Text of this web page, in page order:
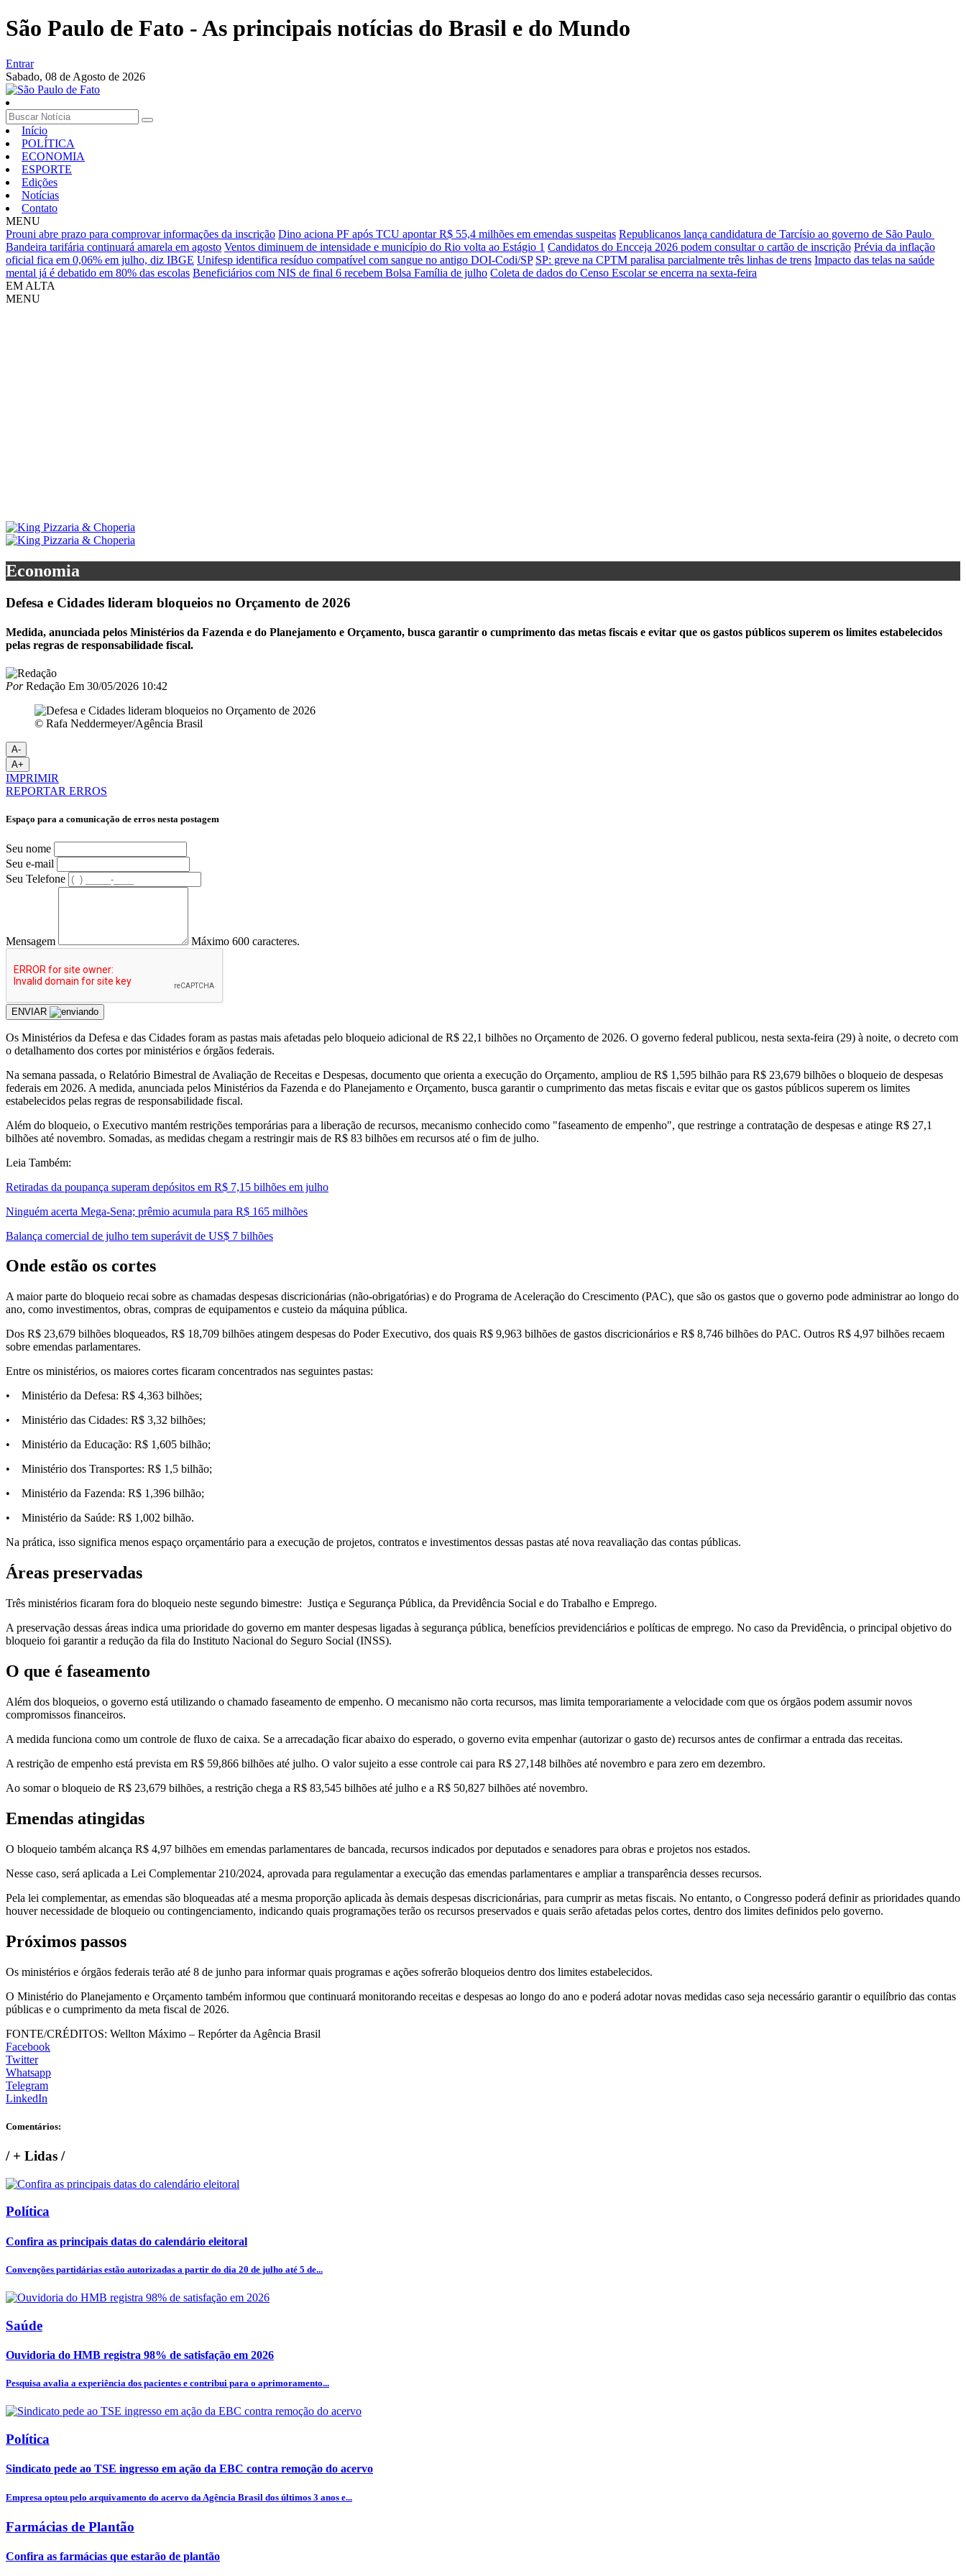
São Paulo de Fato - As principais notícias do Brasil e do Mundo
Entrar
Sabado, 08 de Agosto de 2026
Início
POLÍTICA
ECONOMIA
ESPORTE
Edições
Notícias
Contato
MENU
Prouni abre prazo para comprovar informações da inscrição Dino aciona PF após TCU apontar R$ 55,4 milhões em emendas suspeitas Republicanos lança candidatura de Tarcísio ao governo de São Paulo
Bandeira tarifária continuará amarela em agosto Ventos diminuem de intensidade e município do Rio volta ao Estágio 1 Candidatos do Encceja 2026 podem consultar o cartão de inscrição Prévia da inflação
oficial fica em 0,06% em julho, diz IBGE Unifesp identifica resíduo compatível com sangue no antigo DOI-Codi/SP SP: greve na CPTM paralisa parcialmente três linhas de trens Impacto das telas na saúde
mental já é debatido em 80% das escolas Beneficiários com NIS de final 6 recebem Bolsa Família de julho Coleta de dados do Censo Escolar se encerra na sexta-feira
EM ALTA
MENU
Economia
Defesa e Cidades lideram bloqueios no Orçamento de 2026
Medida, anunciada pelos Ministérios da Fazenda e do Planejamento e Orçamento, busca garantir o cumprimento das metas fiscais e evitar que os gastos públicos superem os limites estabelecidos
pelas regras de responsabilidade fiscal.
PorRedação Em 30/05/2026 10:42
© Rafa Neddermeyer/Agência Brasil
A-
A+
IMPRIMIR
REPORTAR ERROS
Espaço para a comunicação de erros nesta postagem
Seu nome
Seu e-mail
Seu Telefone
Mensagem Máximo 600 caracteres.
ENVIAR
Os Ministérios da Defesa e das Cidades foram as pastas mais afetadas pelo bloqueio adicional de R$ 22,1 bilhões no Orçamento de 2026. O governo federal publicou, nesta sexta-feira (29) à noite, o decreto com
o detalhamento dos cortes por ministérios e órgãos federais.
Na semana passada, o Relatório Bimestral de Avaliação de Receitas e Despesas, documento que orienta a execução do Orçamento, ampliou de R$ 1,595 bilhão para R$ 23,679 bilhões o bloqueio de despesas
federais em 2026. A medida, anunciada pelos Ministérios da Fazenda e do Planejamento e Orçamento, busca garantir o cumprimento das metas fiscais e evitar que os gastos públicos superem os limites
estabelecidos pelas regras de responsabilidade fiscal.
Além do bloqueio, o Executivo mantém restrições temporárias para a liberação de recursos, mecanismo conhecido como "faseamento de empenho", que restringe a contratação de despesas e atinge R$ 27,1
bilhões até novembro. Somadas, as medidas chegam a restringir mais de R$ 83 bilhões em recursos até o fim de julho.
Leia Também:
Retiradas da poupança superam depósitos em R$ 7,15 bilhões em julho
Ninguém acerta Mega-Sena; prêmio acumula para R$ 165 milhões
Balança comercial de julho tem superávit de US$ 7 bilhões
Onde estão os cortes
A maior parte do bloqueio recai sobre as chamadas despesas discricionárias (não-obrigatórias) e do Programa de Aceleração do Crescimento (PAC), que são os gastos que o governo pode administrar ao longo do
ano, como investimentos, obras, compras de equipamentos e custeio da máquina pública.
Dos R$ 23,679 bilhões bloqueados, R$ 18,709 bilhões atingem despesas do Poder Executivo, dos quais R$ 9,963 bilhões de gastos discricionários e R$ 8,746 bilhões do PAC. Outros R$ 4,97 bilhões recaem
sobre emendas parlamentares.
Entre os ministérios, os maiores cortes ficaram concentrados nas seguintes pastas:
• Ministério da Defesa: R$ 4,363 bilhões;
• Ministério das Cidades: R$ 3,32 bilhões;
• Ministério da Educação: R$ 1,605 bilhão;
• Ministério dos Transportes: R$ 1,5 bilhão;
• Ministério da Fazenda: R$ 1,396 bilhão;
• Ministério da Saúde: R$ 1,002 bilhão.
Na prática, isso significa menos espaço orçamentário para a execução de projetos, contratos e investimentos dessas pastas até nova reavaliação das contas públicas.
Áreas preservadas
Três ministérios ficaram fora do bloqueio neste segundo bimestre: Justiça e Segurança Pública, da Previdência Social e do Trabalho e Emprego.
A preservação dessas áreas indica uma prioridade do governo em manter despesas ligadas à segurança pública, benefícios previdenciários e políticas de emprego. No caso da Previdência, o principal objetivo do
bloqueio foi garantir a redução da fila do Instituto Nacional do Seguro Social (INSS).
O que é faseamento
Além dos bloqueios, o governo está utilizando o chamado faseamento de empenho. O mecanismo não corta recursos, mas limita temporariamente a velocidade com que os órgãos podem assumir novos
compromissos financeiros.
A medida funciona como um controle de fluxo de caixa. Se a arrecadação ficar abaixo do esperado, o governo evita empenhar (autorizar o gasto de) recursos antes de confirmar a entrada das receitas.
A restrição de empenho está prevista em R$ 59,866 bilhões até julho. O valor sujeito a esse controle cai para R$ 27,148 bilhões até novembro e para zero em dezembro.
Ao somar o bloqueio de R$ 23,679 bilhões, a restrição chega a R$ 83,545 bilhões até julho e a R$ 50,827 bilhões até novembro.
Emendas atingidas
O bloqueio também alcança R$ 4,97 bilhões em emendas parlamentares de bancada, recursos indicados por deputados e senadores para obras e projetos nos estados.
Nesse caso, será aplicada a Lei Complementar 210/2024, aprovada para regulamentar a execução das emendas parlamentares e ampliar a transparência desses recursos.
Pela lei complementar, as emendas são bloqueadas até a mesma proporção aplicada às demais despesas discricionárias, para cumprir as metas fiscais. No entanto, o Congresso poderá definir as prioridades quando
houver necessidade de bloqueio ou contingenciamento, indicando quais programações terão os recursos preservados e quais serão afetadas pelos cortes, dentro dos limites definidos pelo governo.
Próximos passos
Os ministérios e órgãos federais terão até 8 de junho para informar quais programas e ações sofrerão bloqueios dentro dos limites estabelecidos.
O Ministério do Planejamento e Orçamento também informou que continuará monitorando receitas e despesas ao longo do ano e poderá adotar novas medidas caso seja necessário garantir o equilíbrio das contas
públicas e o cumprimento da meta fiscal de 2026.
FONTE/CRÉDITOS: Wellton Máximo – Repórter da Agência Brasil
Facebook
Twitter
Whatsapp
Telegram
LinkedIn
Comentários:
/+ Lidas /
Política
Confira as principais datas do calendário eleitoral
Convenções partidárias estão autorizadas a partir do dia 20 de julho até 5 de...
Saúde
Ouvidoria do HMB registra 98% de satisfação em 2026
Pesquisa avalia a experiência dos pacientes e contribui para o aprimoramento...
Política
Sindicato pede ao TSE ingresso em ação da EBC contra remoção do acervo
Empresa optou pelo arquivamento do acervo da Agência Brasil dos últimos 3 anos e...
Farmácias de Plantão
Confira as farmácias que estarão de plantão